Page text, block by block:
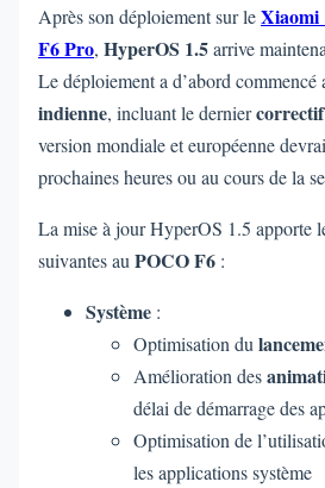
Après son déploiement sur leXiaomi
F6 Pro, HyperOS 1.5arrive
Le déploiement a d’abord commencé
indienne, incluant le dernier
version mondiale et européenne
prochaines heures ou au cours de la
La mise à jour HyperOS 1.5 apporte
suivantes au POCO F6 :
Système :
Optimisation du
Amélioration des
délai de démarrage des
Optimisation de
les applications système